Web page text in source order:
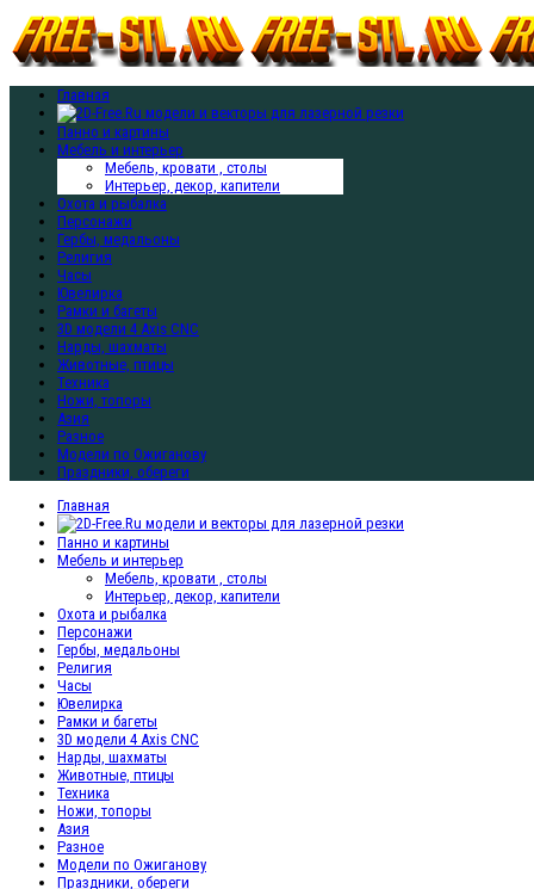
Главная
Панно и картины
Мебель и интерьер
Мебель, кровати , столы
Интерьер, декор, капители
Охота и рыбалка
Персонажи
Гербы, медальоны
Религия
Часы
Ювелирка
Рамки и багеты
3D модели 4 Axis CNC
Нарды, шахматы
Животные, птицы
Техника
Ножи, топоры
Азия
Разное
Модели по Ожиганову
Праздники, обереги
Главная
Панно и картины
Мебель и интерьер
Мебель, кровати , столы
Интерьер, декор, капители
Охота и рыбалка
Персонажи
Гербы, медальоны
Религия
Часы
Ювелирка
Рамки и багеты
3D модели 4 Axis CNC
Нарды, шахматы
Животные, птицы
Техника
Ножи, топоры
Азия
Разное
Модели по Ожиганову
Праздники, обереги